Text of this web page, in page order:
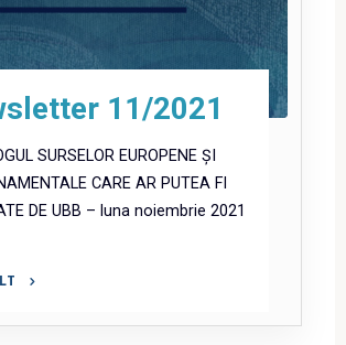
11/2021
SURSELOR EUROPENE ȘI
CARE AR PUTEA FI
DE UBB – luna noiembrie 2021